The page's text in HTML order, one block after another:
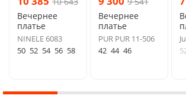
Вечернее
платье
NINELE 6083
50 52 54 56 58
Вечернее
платье
PUR PUR 11-506
42 44 46